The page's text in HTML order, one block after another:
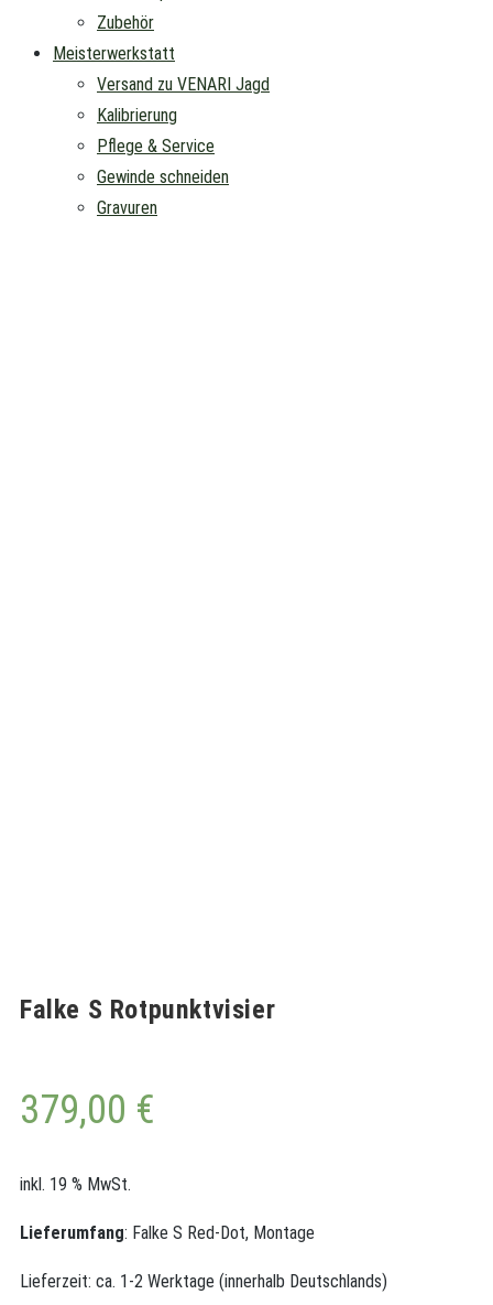
Zubehör
Meisterwerkstatt
Versand zu VENARI Jagd
Kalibrierung
Pflege & Service
Gewinde schneiden
Gravuren
Falke S Rotpunktvisier
379,00 €
inkl. 19 % MwSt.
Lieferumfang: Falke S Red-Dot, Montage
Lieferzeit: ca. 1-2 Werktage (innerhalb Deutschlands)